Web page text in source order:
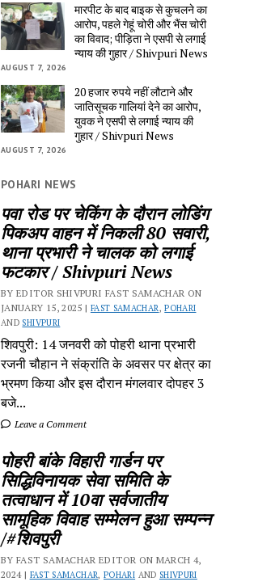
मारपीट के बाद बाइक से कुचलने का
आरोप, पहले गेहूं चोरी और भैंस चोरी
का विवाद; पीड़िता ने एसपी से लगाई
न्याय की गुहार / Shivpuri News
AUGUST 7, 2026
20 हजार रुपये नहीं लौटाने और
जातिसूचक गालियां देने का आरोप,
युवक ने एसपी से लगाई न्याय की
गुहार / Shivpuri News
AUGUST 7, 2026
POHARI NEWS
पवा रोड पर चेकिंग के दौरान लोडिंग
पिकअप वाहन में निकली 80 सवारी,
थाना प्रभारी ने चालक को लगाई
फटकार / Shivpuri News
BY EDITOR SHIVPURI FAST SAMACHAR ON
JANUARY 15, 2025 | FAST SAMACHAR,POHARI
AND SHIVPURI
शिवपुरी: 14 जनवरी को पोहरी थाना प्रभारी
रजनी चौहान ने संक्रांति के अवसर पर क्षेत्र का
भ्रमण किया और इस दौरान मंगलवार दोपहर 3
बजे...
Leave a Comment
पोहरी बांके विहारी गार्डन पर
सिद्धिविनायक सेवा समिति के
तत्वाधान में 10वा सर्वजातीय
सामूहिक विवाह सम्मेलन हुआ सम्पन्न
/#शिवपुरी
BY FAST SAMACHAR EDITOR ON MARCH 4,
2024 | FAST SAMACHAR, POHARI AND SHIVPURI